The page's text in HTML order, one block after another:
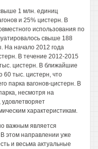
1 млн. единиц
и 25% цистерн. В
использования по
свыше 188
На начало 2012 года
В течение 2012-2015
цистерн. В ближайшие
60 тыс. цистерн, что
парка вагонов-цистерн. В
несмотря на
характеристикам.
важным является
этом направлении уже
и весьма актуальные